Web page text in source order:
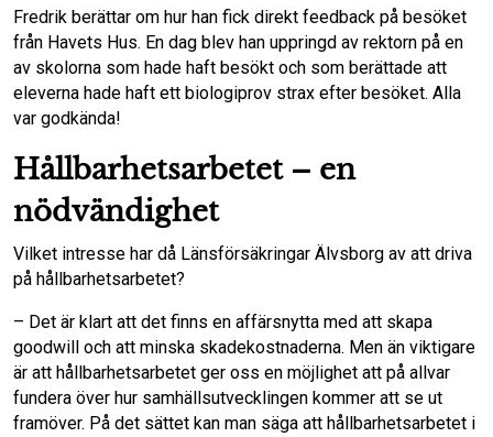
Fredrik berättar om hur han fick direkt feedback på besöket
från Havets Hus. En dag blev han uppringd av rektorn på en
av skolorna som hade haft besökt och som berättade att
eleverna hade haft ett biologiprov strax efter besöket. Alla
var godkända!
Hållbarhetsarbetet – en
nödvändighet
Vilket intresse har då Länsförsäkringar Älvsborg av att driva
på hållbarhetsarbetet?
– Det är klart att det finns en affärsnytta med att skapa
goodwill och att minska skadekostnaderna. Men än viktigare
är att hållbarhetsarbetet ger oss en möjlighet att på allvar
fundera över hur samhällsutvecklingen kommer att se ut
framöver. På det sättet kan man säga att hållbarhetsarbetet i